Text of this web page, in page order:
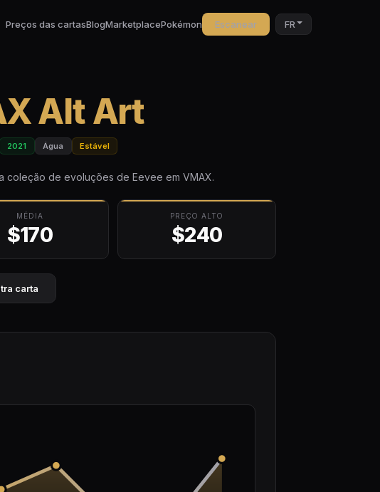
Preços das cartasBlogMarketplacePokémon Escanear FR
Alt Art
2021 Água Estável
coleção de evoluções de Eevee em VMAX.
MÉDIA
$170
PREÇO ALTO
$240
carta